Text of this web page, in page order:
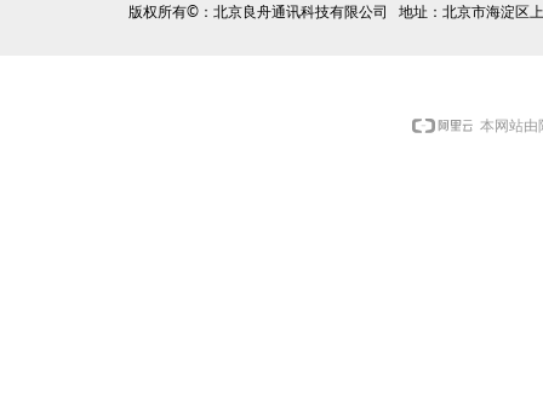
版权所有©：北京良舟通讯科技有限公司 地址：北京市海淀
本网站由